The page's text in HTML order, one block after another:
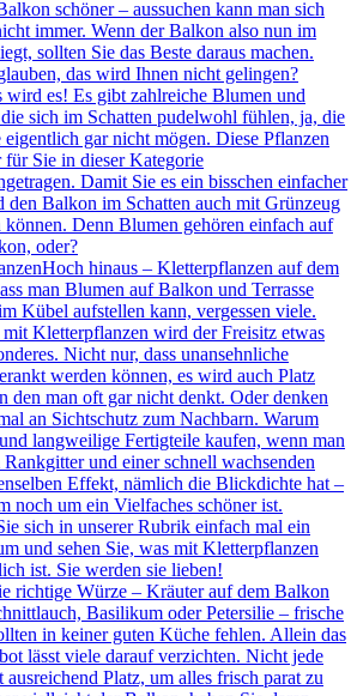
schöner – aussuchen kann man sich
immer. Wenn der Balkon also nun im
sollten Sie das Beste daraus machen.
das wird Ihnen nicht gelingen?
wird es! Es gibt zahlreiche Blumen und
sich im Schatten pudelwohl fühlen, ja, die
eigentlich gar nicht mögen. Diese Pflanzen
für Sie in dieser Kategorie
Damit Sie es ein bisschen einfacher
den Balkon im Schatten auch mit Grünzeug
können. Denn Blumen gehören einfach auf
oder?
Hoch hinaus – Kletterpflanzen auf dem
man Blumen auf Balkon und Terrasse
Kübel aufstellen kann, vergessen viele.
mit Kletterpflanzen wird der Freisitz etwas
Nicht nur, dass unansehnliche
werden können, es wird auch Platz
den man oft gar nicht denkt. Oder denken
an Sichtschutz zum Nachbarn. Warum
langweilige Fertigteile kaufen, wenn man
und einer schnell wachsenden
Effekt, nämlich die Blickdichte hat –
noch um ein Vielfaches schöner ist.
sich in unserer Rubrik einfach mal ein
und sehen Sie, was mit Kletterpflanzen
ist. Sie werden sie lieben!
richtige Würze – Kräuter auf dem Balkon
Basilikum oder Petersilie – frische
in keiner guten Küche fehlen. Allein das
lässt viele darauf verzichten. Nicht jede
ausreichend Platz, um alles frisch parat zu